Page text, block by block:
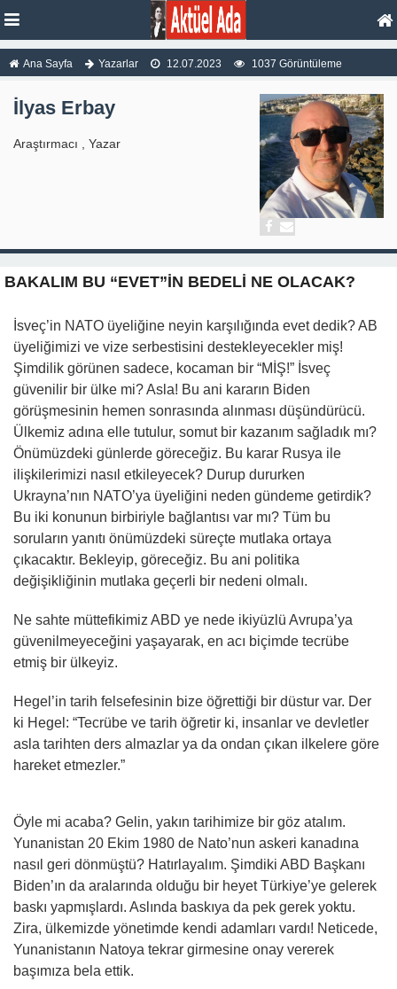
Ana Sayfa Yazarlar 12.07.2023 1037 Görüntüleme
İlyas Erbay
Araştırmacı , Yazar
BAKALIM BU “EVET”İN BEDELİ NE OLACAK?
İsveç’in NATO üyeliğine neyin karşılığında evet dedik? AB
üyeliğimizi ve vize serbestisini destekleyecekler miş!
Şimdilik görünen sadece, kocaman bir “MİŞ!” İsveç
güvenilir bir ülke mi? Asla! Bu ani kararın Biden
görüşmesinin hemen sonrasında alınması düşündürücü.
Ülkemiz adına elle tutulur, somut bir kazanım sağladık mı?
Önümüzdeki günlerde göreceğiz. Bu karar Rusya ile
ilişkilerimizi nasıl etkileyecek? Durup dururken
Ukrayna’nın NATO’ya üyeliğini neden gündeme getirdik?
Bu iki konunun birbiriyle bağlantısı var mı? Tüm bu
soruların yanıtı önümüzdeki süreçte mutlaka ortaya
çıkacaktır. Bekleyip, göreceğiz. Bu ani politika
değişikliğinin mutlaka geçerli bir nedeni olmalı.
Ne sahte müttefikimiz ABD ye nede ikiyüzlü Avrupa’ya
güvenilmeyeceğini yaşayarak, en acı biçimde tecrübe
etmiş bir ülkeyiz.
Hegel’in tarih felsefesinin bize öğrettiği bir düstur var. Der
ki Hegel: “Tecrübe ve tarih öğretir ki, insanlar ve devletler
asla tarihten ders almazlar ya da ondan çıkan ilkelere göre
hareket etmezler.”
Öyle mi acaba? Gelin, yakın tarihimize bir göz atalım.
Yunanistan 20 Ekim 1980 de Nato’nun askeri kanadına
nasıl geri dönmüştü? Hatırlayalım. Şimdiki ABD Başkanı
Biden’ın da aralarında olduğu bir heyet Türkiye’ye gelerek
baskı yapmışlardı. Aslında baskıya da pek gerek yoktu.
Zira, ülkemizde yönetimde kendi adamları vardı! Neticede,
Yunanistanın Natoya tekrar girmesine onay vererek
başımıza bela ettik.